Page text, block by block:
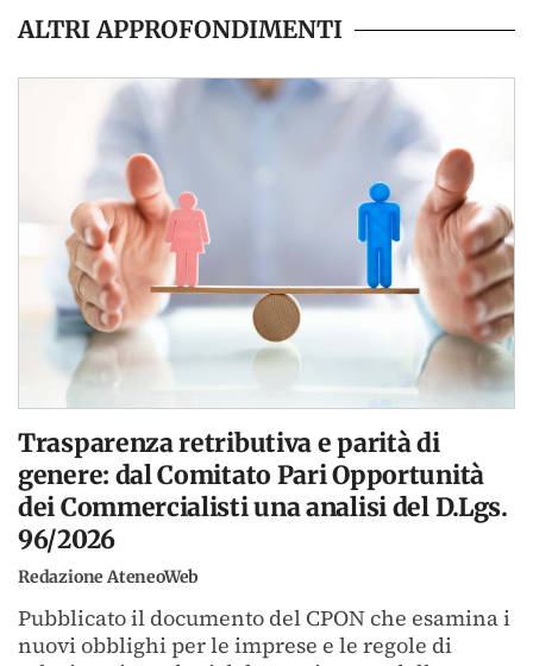
ALTRI APPROFONDIMENTI
Trasparenza retributiva e parità di
genere: dal Comitato Pari Opportunità
dei Commercialisti una analisi del D.Lgs.
96/2026
Redazione AteneoWeb
Pubblicato il documento del CPON che esamina i
nuovi obblighi per le imprese e le regole di